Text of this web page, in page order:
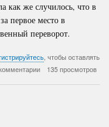
как же случилось, что в
первое место в
переворот.
, чтобы оставлять
135 просмотров